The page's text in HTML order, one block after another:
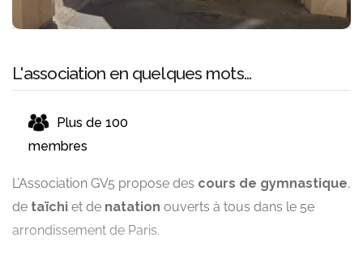
L'association en quelques mots...
Plus de 100
membres
L’Association GV5 propose des cours de gymnastique,
de taïchi et de natation ouverts à tous dans le 5e
arrondissement de Paris.